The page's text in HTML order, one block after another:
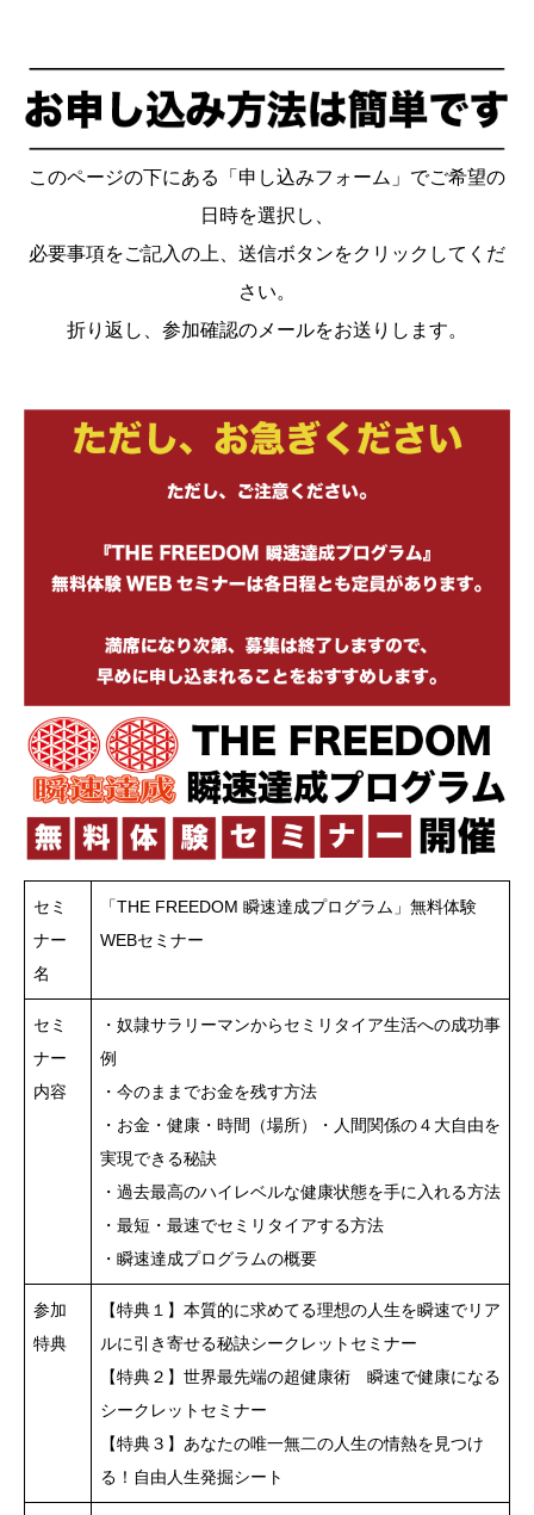
このページの下にある「申し込みフォーム」でご希望の
日時を選択し、
必要事項をご記入の上、送信ボタンをクリックしてくだ
さい。
折り返し、参加確認のメールをお送りします。
セミ
ナー
名
「THE FREEDOM 瞬速達成プログラム」無料体験
WEBセミナー
セミ
ナー
内容
・奴隷サラリーマンからセミリタイア生活への成功事
例
・今のままでお金を残す方法
・お金・健康・時間（場所）・人間関係の４大自由を
実現できる秘訣
・過去最高のハイレベルな健康状態を手に入れる方法
・最短・最速でセミリタイアする方法
・瞬速達成プログラムの概要
参加
特典
【特典１】本質的に求めてる理想の人生を瞬速でリア
ルに引き寄せる秘訣シークレットセミナー
【特典２】世界最先端の超健康術 瞬速で健康になる
シークレットセミナー
【特典３】あなたの唯一無二の人生の情熱を見つけ
る！自由人生発掘シート